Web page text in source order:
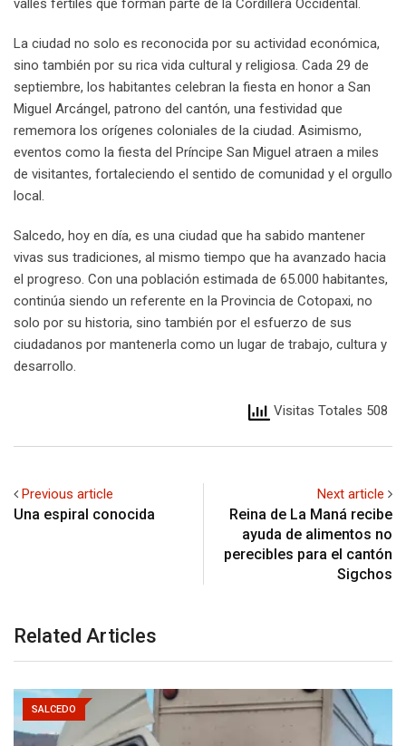
valles fértiles que forman parte de la Cordillera Occidental.
La ciudad no solo es reconocida por su actividad económica,
sino también por su rica vida cultural y religiosa. Cada 29 de
septiembre, los habitantes celebran la fiesta en honor a San
Miguel Arcángel, patrono del cantón, una festividad que
rememora los orígenes coloniales de la ciudad. Asimismo,
eventos como la fiesta del Príncipe San Miguel atraen a miles
de visitantes, fortaleciendo el sentido de comunidad y el orgullo
local.
Salcedo, hoy en día, es una ciudad que ha sabido mantener
vivas sus tradiciones, al mismo tiempo que ha avanzado hacia
el progreso. Con una población estimada de 65.000 habitantes,
continúa siendo un referente en la Provincia de Cotopaxi, no
solo por su historia, sino también por el esfuerzo de sus
ciudadanos por mantenerla como un lugar de trabajo, cultura y
desarrollo.
Visitas Totales 508
Previous article
Una espiral conocida
Next article
Reina de La Maná recibe
ayuda de alimentos no
perecibles para el cantón
Sigchos
Related Articles
SALCEDO